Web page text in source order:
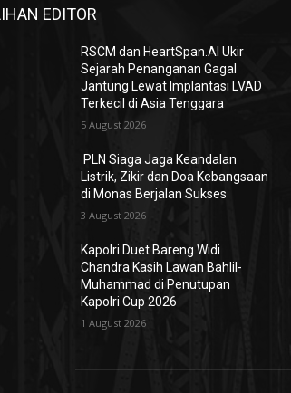
EDITOR
RSCM dan HeartSpan.AI Ukir
Sejarah Penanganan Gagal
Jantung Lewat Implantasi LVAD
Terkecil di Asia Tenggara
5 August 2026
PLN Siaga Jaga Keandalan
Listrik, Zikir dan Doa Kebangsaan
di Monas Berjalan Sukses
3 August 2026
Kapolri Duet Bareng Widi
Chandra Kasih Lawan Bahlil-
Muhammad di Penutupan
Kapolri Cup 2026
1 August 2026